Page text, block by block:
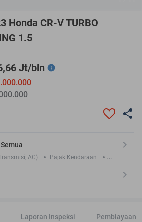
Honda CR-V TURBO
1.5
Jt/bln
AC)
Pajak Kendaraan
Laporan Inspeksi Pembiayaan